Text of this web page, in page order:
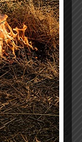
pollinisateurs